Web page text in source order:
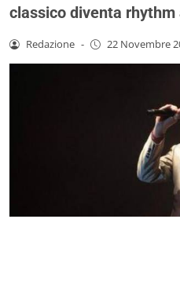
classico diventa rhythm
Redazione - 22 Novembre